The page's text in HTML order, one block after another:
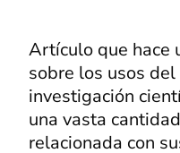
Artículo que hace
sobre los usos
investigación
una vasta
relacionada con